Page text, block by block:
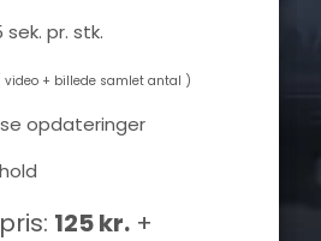
pr. stk.
video + billede samlet antal )
opdateringer
125 kr. +